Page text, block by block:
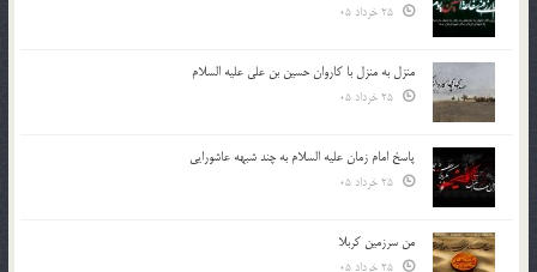
منزل به منزل با کاروان حسین بن علی علیه السلام
پاسخ امام زمان علیه السلام به چند شبهه عاشورایی
من سرزمین کربلا